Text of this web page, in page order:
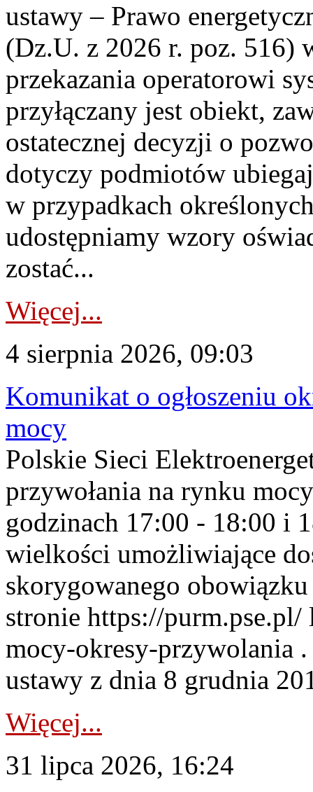
ustawy – Prawo
(Dz.U. z 2026 r. poz. 516)
przekazania operatorowi
przyłączany jest obiekt,
ostatecznej decyzji o
dotyczy podmiotów
w przypadkach
udostępniamy wzory
zostać...
Więcej...
4 sierpnia 2026, 09:03
Komunikat o ogłoszeniu
mocy
Polskie Sieci
przywołania na rynku
godzinach 17:00 - 18:00 i
wielkości umożliwiające
skorygowanego
stronie https://
mocy-okresy-przywolania
ustawy z dnia 8 grudnia
Więcej...
31 lipca 2026, 16:24